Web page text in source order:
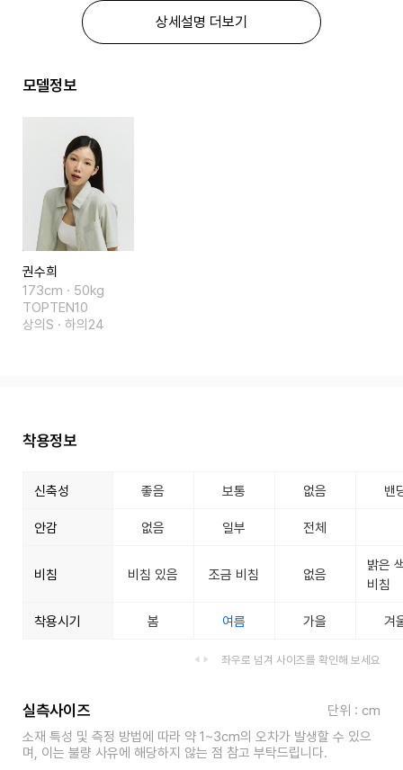
상세설명 더보기
모델정보
권수희
173cm · 50kg
TOPTEN10
상의S · 하의24
착용정보
신축성 좋음 보통 없음 밴
안감 없음 일부 전체
비침 비침 있음 조금 비침 없음
밝은
비침
착용시기 봄 여름 가을 겨
좌우로 넘겨 사이즈를 확인해 보세요
실측사이즈
단위 : cm
소재 특성 및 측정 방법에 따라 약 1~3cm의 오차가 발생할 수 있으
며, 이는 불량 사유에 해당하지 않는 점 참고 부탁드립니다.